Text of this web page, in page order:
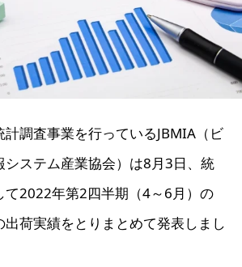
調査事業を行っているJBMIA（ビ
システム産業協会）は8月3日、統
て2022年第2四半期（4～6月）の
荷実績をとりまとめて発表しまし